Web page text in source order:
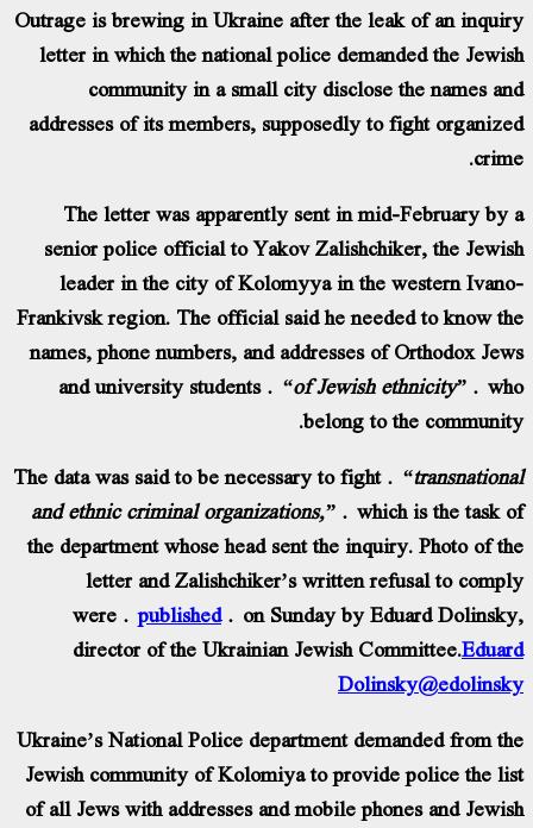
Outrage is brewing in Ukraine after the leak of an inquiry
letter in which the national police demanded the Jewish
community in a small city disclose the names and
addresses of its members, supposedly to fight organized
crime.
The letter was apparently sent in mid-February by a
senior police official to Yakov Zalishchiker, the Jewish
leader in the city of Kolomyya in the western Ivano-
Frankivsk region. The official said he needed to know the
names, phone numbers, and addresses of Orthodox Jews
and university students“of Jewish ethnicity” who
belong to the community.
The data was said to be necessary to fight“transnational
and ethnic criminal organizations,” which is the task of
the department whose head sent the inquiry. Photo of the
letter and Zalishchiker’s written refusal to comply
werepublishedon Sunday by Eduard Dolinsky,
director of the Ukrainian Jewish Committee.Eduard
Dolinsky@edolinsky
Ukraine’s National Police department demanded from the
Jewish community of Kolomiya to provide police the list
of all Jews with addresses and mobile phones and Jewish